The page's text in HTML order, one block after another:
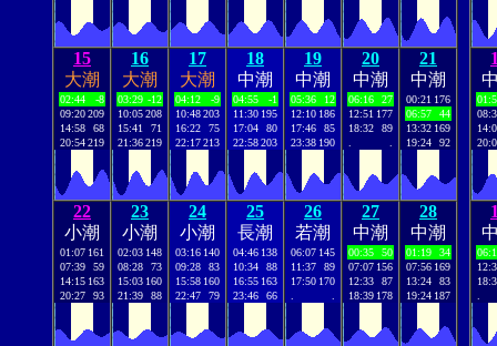
15
大潮
02:44
-8
09:20209
14:58
68
20:54219
16
大潮
03:29 -12
10:05208
15:41
71
21:36219
17
大潮
04:12
-9
10:48203
16:22
75
22:17213
18
中潮
04:55
-1
11:30 195
17:04
80
22:58203
19
中潮
05:36
12
12:10 186
17:46
85
23:38 190
20
中潮
06:16
27
12:51 177
18:32
89
21
中潮
00:21 176
06:57
44
13:32 169
19:24
92
22
小潮
01:07 161
07:39
59
14:15 163
20:27
93
23
小潮
02:03 148
08:28
73
15:03 160
21:39
88
24
小潮
03:16 140
09:28
83
15:58 160
22:47
79
25
長潮
04:46 138
10:34
88
16:55 163
23:46
66
26
若潮
06:07 145
11:37
89
17:50 170
27
中潮
00:35
50
07:07 156
12:33
87
18:39 178
28
中潮
01:19
34
07:56 169
13:24
83
19:24 187